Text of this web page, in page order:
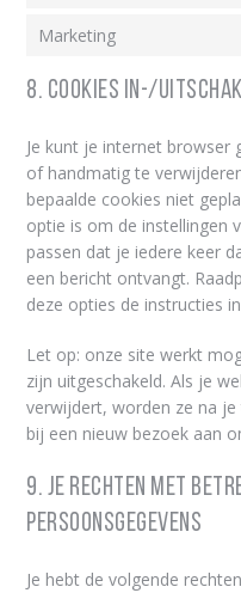
Marketing
8. Cookies in-/
Je kunt je internet
of handmatig te
bepaalde cookies niet
optie is om de instellingen
passen dat je iedere keer
een bericht ontvangt.
deze opties de instructies
Let op: onze site werkt
zijn uitgeschakeld. Als je
verwijdert, worden ze na
bij een nieuw bezoek aan
9. Je rechten met
persoonsgegevens
Je hebt de volgende